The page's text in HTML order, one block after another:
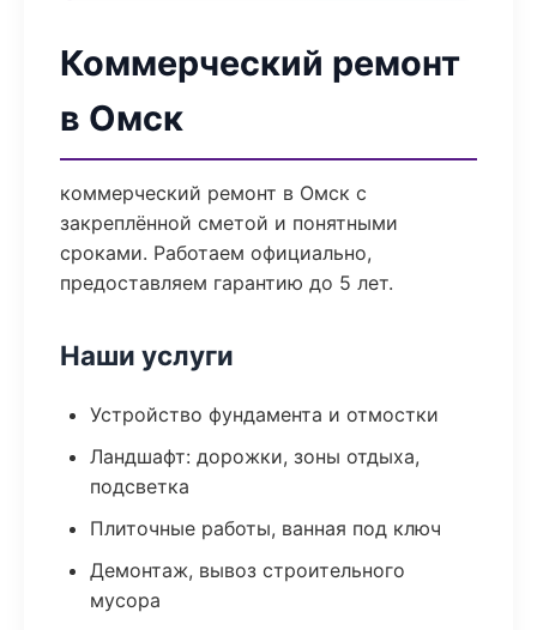
Коммерческий ремонт
в Омск
коммерческий ремонт в Омск с
закреплённой сметой и понятными
сроками. Работаем официально,
предоставляем гарантию до 5 лет.
Наши услуги
Устройство фундамента и отмостки
Ландшафт: дорожки, зоны отдыха,
подсветка
Плиточные работы, ванная под ключ
Демонтаж, вывоз строительного
мусора